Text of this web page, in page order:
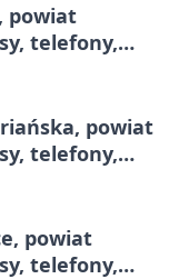
powiat
telefony,
powiat
telefony,
powiat
telefony,